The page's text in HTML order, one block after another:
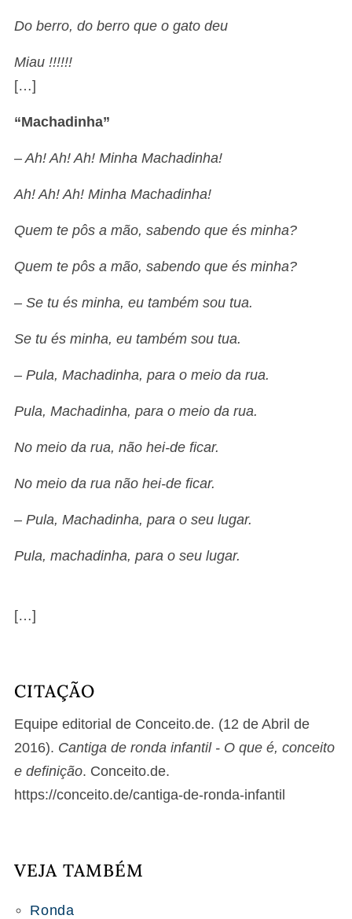
Do berro, do berro que o gato deu
Miau !!!!!!
[…]
“Machadinha”
– Ah! Ah! Ah! Minha Machadinha!
Ah! Ah! Ah! Minha Machadinha!
Quem te pôs a mão, sabendo que és minha?
Quem te pôs a mão, sabendo que és minha?
– Se tu és minha, eu também sou tua.
Se tu és minha, eu também sou tua.
– Pula, Machadinha, para o meio da rua.
Pula, Machadinha, para o meio da rua.
No meio da rua, não hei-de ficar.
No meio da rua não hei-de ficar.
– Pula, Machadinha, para o seu lugar.
Pula, machadinha, para o seu lugar.
[…]
CITAÇÃO
Equipe editorial de Conceito.de. (12 de Abril de
2016). Cantiga de ronda infantil - O que é, conceito
e definição. Conceito.de.
https://conceito.de/cantiga-de-ronda-infantil
VEJA TAMBÉM
Ronda